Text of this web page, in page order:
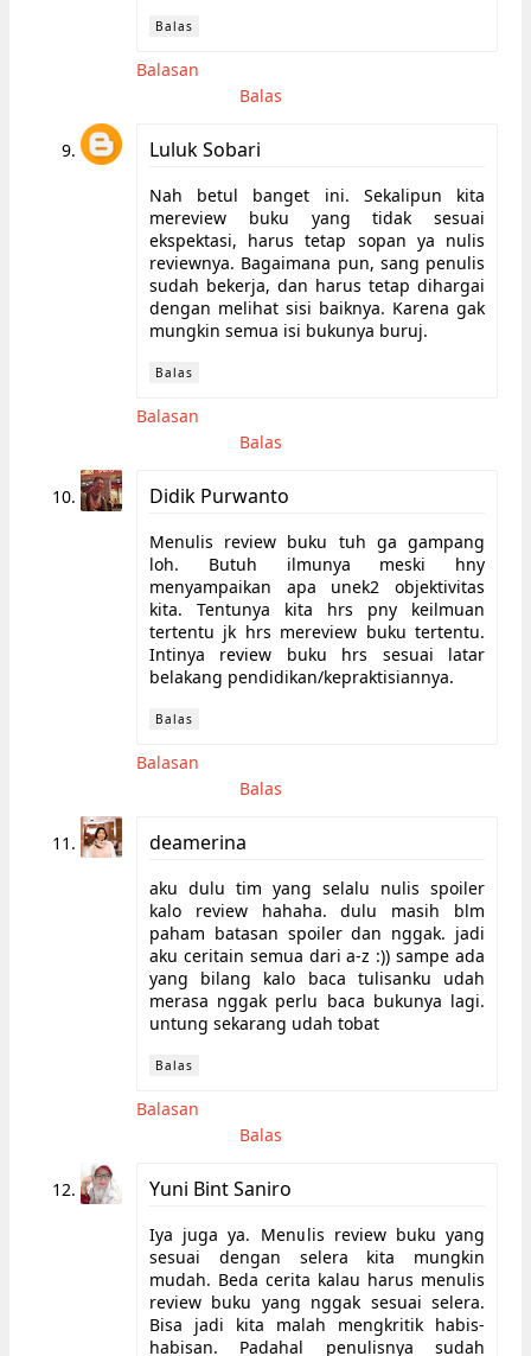
Balas
Balasan
Balas
Luluk Sobari
Nah betul banget ini. Sekalipun kita
mereview buku yang tidak sesuai
ekspektasi, harus tetap sopan ya nulis
reviewnya. Bagaimana pun, sang penulis
sudah bekerja, dan harus tetap dihargai
dengan melihat sisi baiknya. Karena gak
mungkin semua isi bukunya buruj.
Balas
Balasan
Balas
Didik Purwanto
Menulis review buku tuh ga gampang
loh. Butuh ilmunya meski hny
menyampaikan apa unek2 objektivitas
kita. Tentunya kita hrs pny keilmuan
tertentu jk hrs mereview buku tertentu.
Intinya review buku hrs sesuai latar
belakang pendidikan/kepraktisiannya.
Balas
Balasan
Balas
deamerina
aku dulu tim yang selalu nulis spoiler
kalo review hahaha. dulu masih blm
paham batasan spoiler dan nggak. jadi
aku ceritain semua dari a-z :)) sampe ada
yang bilang kalo baca tulisanku udah
merasa nggak perlu baca bukunya lagi.
untung sekarang udah tobat
Balas
Balasan
Balas
Yuni Bint Saniro
Iya juga ya. Menulis review buku yang
sesuai dengan selera kita mungkin
mudah. Beda cerita kalau harus menulis
review buku yang nggak sesuai selera.
Bisa jadi kita malah mengkritik habis-
habisan. Padahal penulisnya sudah